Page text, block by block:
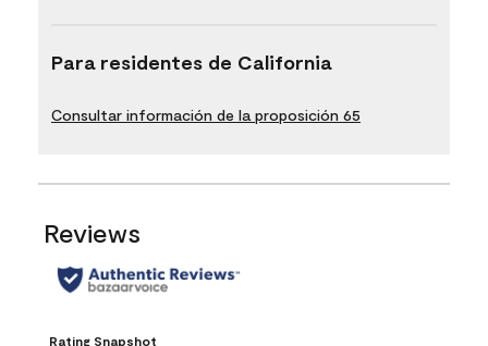
Para residentes de California
Consultar información de la proposición 65
Reviews
Rating Snapshot